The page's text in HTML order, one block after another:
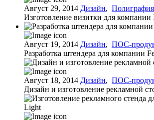
Август 29, 2014 Дизайн, Полиграфия
Изготовление визитки для компании
Август 19, 2014 Дизайн, ПОС-
Разработка штендера для компании
Август 18, 2014 Дизайн, ПОС-
Дизайн и изготовление рекламной